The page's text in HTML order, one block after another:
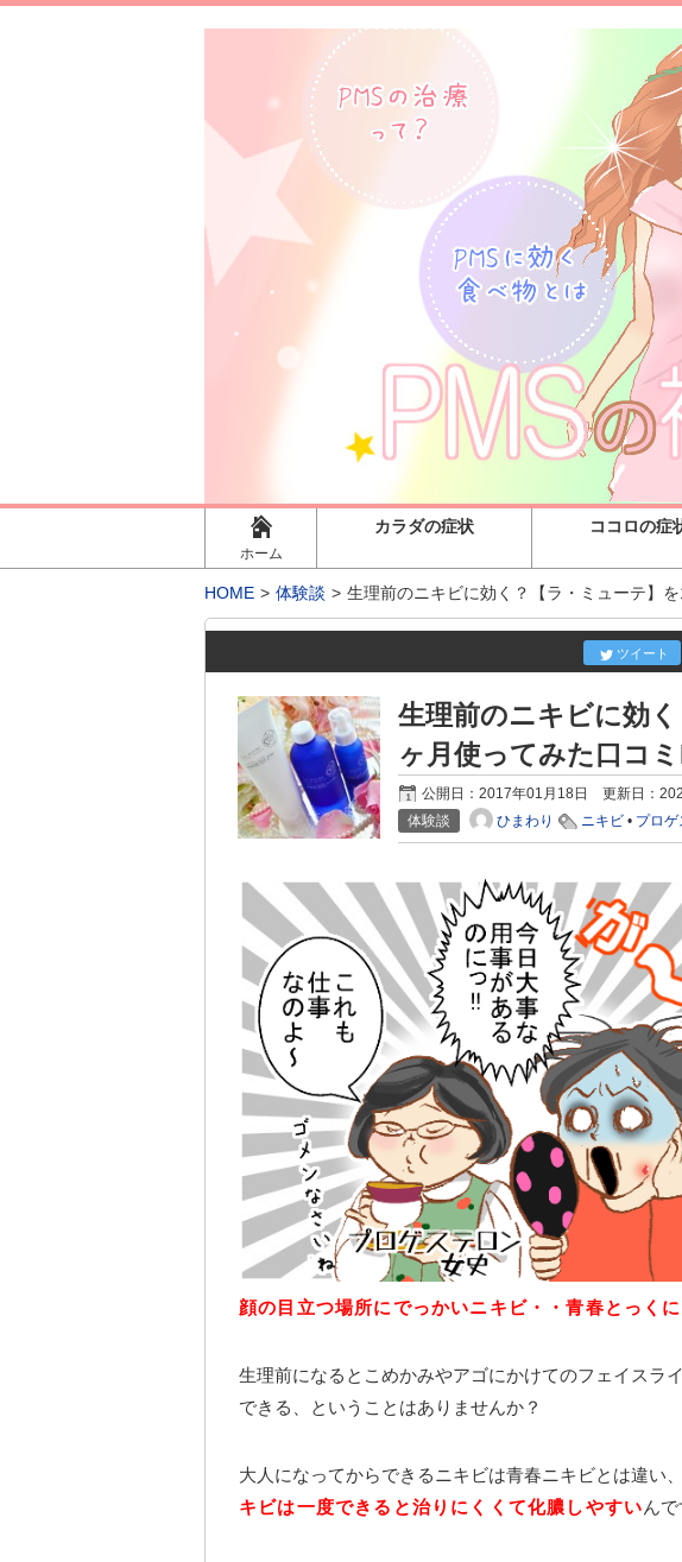
ホーム
カラダの症状 ココロの症
HOME 体験談 生理前のニキビに効く？【ラ・ミューテ】
ツイート
生理前のニキビに効
ヶ月使ってみた口コ
公開日：2017年01月18日 更新日：
体験談
ひまわり ニキビ • プロ
顔の目立つ場所にでっかいニキビ・・青春とっく
生理前になるとこめかみやアゴにかけてのフェイスラ
できる、ということはありませんか？
大人になってからできるニキビは青春ニキビとは違い
キビは一度できると治りにくくて化膿しやすいんで